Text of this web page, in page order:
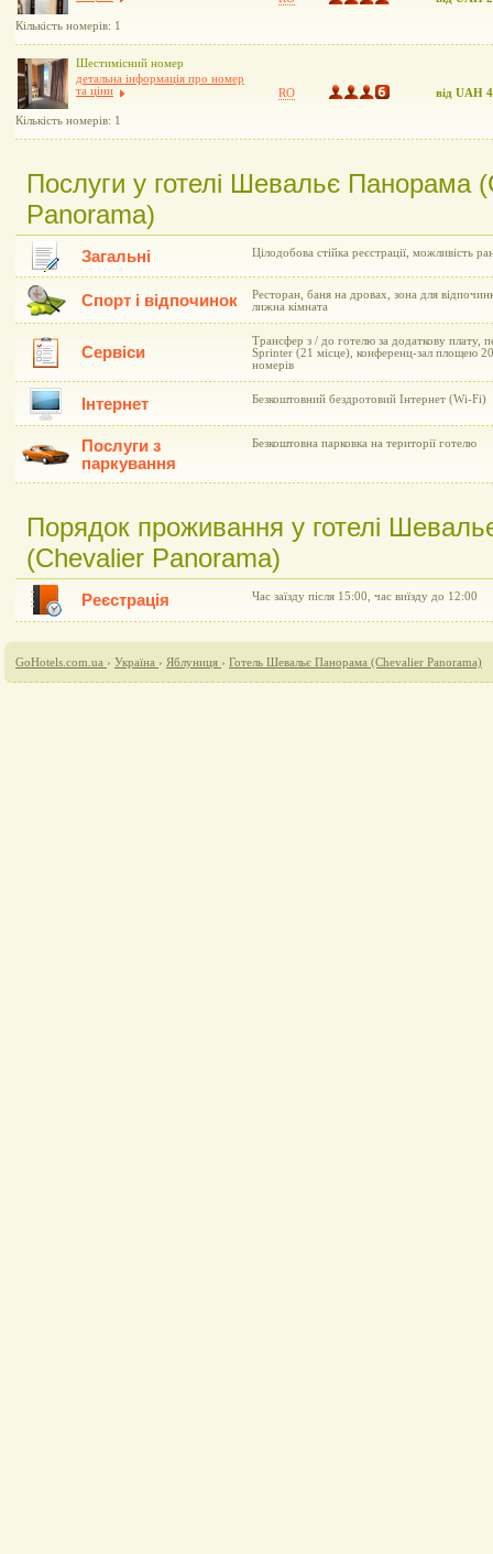
Кількість номерів: 1
Шестимісний номер
детальна інформація про номер
та ціни
Кількість номерів: 1
RO від UAH
Послуги у готелі Шевальє Панорама
Panorama)
Загальні Цілодобова стійка реєстрації, можливість
Спорт і відпочинок
Ресторан, баня на дровах, зона для
лижна кімната
Сервіси
Трансфер з / до готелю за додаткову плату,
Sprinter (21 місце), конференц-зал площею
номерів
Інтернет Безкоштовний бездротовий Інтернет (Wi-Fi)
Послуги з
паркування
Безкоштовна парковка на території готелю
Порядок проживання у готелі
(Chevalier Panorama)
Реєстрація Час заїзду після 15:00, час виїзду до 12:00
GoHotels.com.ua › Україна › Яблуниця › Готель Шевальє Панорама (Chevalier Panorama)